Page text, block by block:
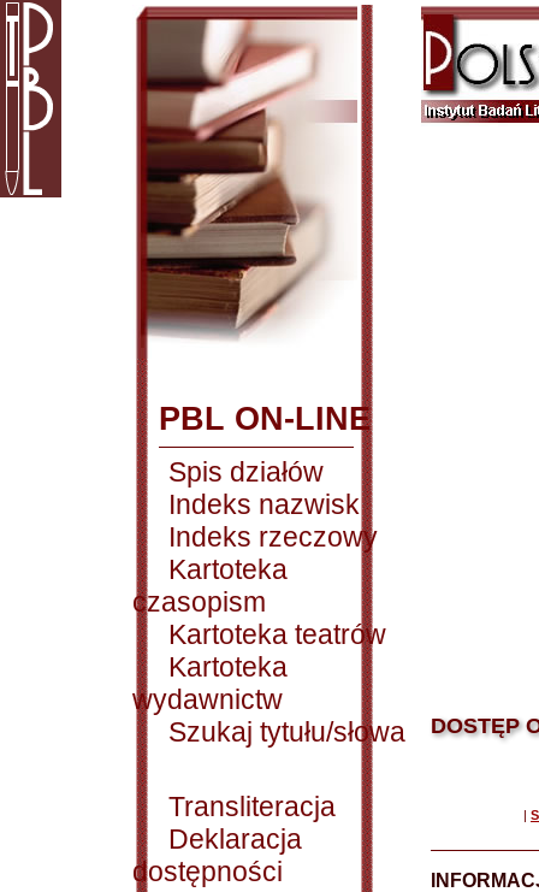
PBL ON-LINE
Spis działów
Indeks nazwisk
Indeks rzeczowy
Kartoteka
czasopism
Kartoteka teatrów
Kartoteka
wydawnictw
Szukaj tytułu/słowa
Transliteracja
Deklaracja
dostępności
DOSTĘP
|